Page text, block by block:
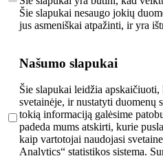
Šie slapukai nesaugo jokių
jus asmeniškai atpažinti, ir yra
Našumo slapukai
Šie slapukai leidžia
svetainėje, ir nustatyti duomenų
tokią informaciją galėsime
padeda mums atskirti, kurie
kaip vartotojai naudojasi
Analytics“ statistikos sistema.